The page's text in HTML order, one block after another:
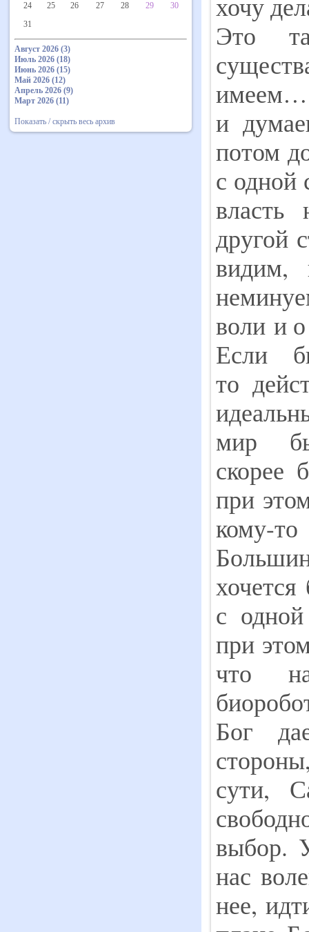
24
25 26 27 28 29
30
31
Август 2026 (3)
Июль 2026 (18)
Июнь 2026 (15)
Май 2026 (12)
Апрель 2026 (9)
Март 2026 (11)
Показать / скрыть весь архив
Это та
имеем…
и
потом
с одной
другой
видим,
воли и
Если
то
мир
скорее
при
с
при
что
Бог
сути,
выбор.
нас
нее,